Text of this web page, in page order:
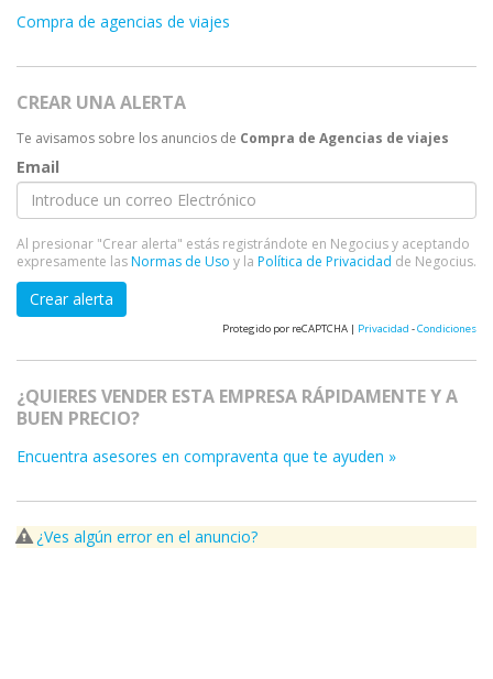
Compra de agencias de viajes
CREAR UNA ALERTA
Te avisamos sobre los anuncios de Compra de Agencias de viajes
Email
Al presionar "Crear alerta" estás registrándote en Negocius y aceptando
expresamente lasNormas de Uso y la Política de Privacidad de Negocius.
Crear alerta
Protegido por reCAPTCHA | Privacidad -Condiciones
¿QUIERES VENDER ESTA EMPRESA RÁPIDAMENTE Y A
BUEN PRECIO?
Encuentra asesores en compraventa que te ayuden »
¿Ves algún error en el anuncio?